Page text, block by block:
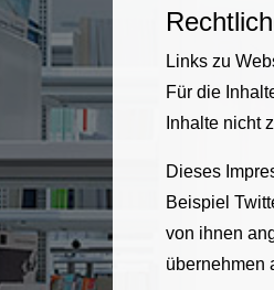
Links zu
Für die
Inhalte nicht
Dieses
Beispiel
von ihnen
übernehmen